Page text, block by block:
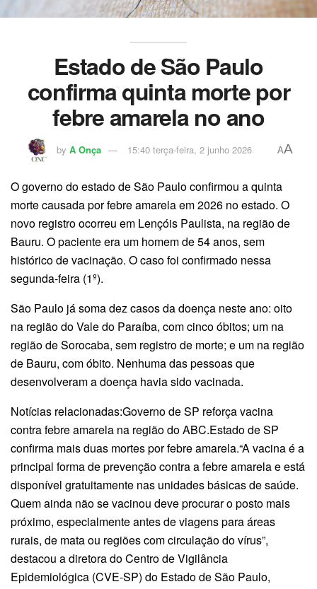
Estado de São Paulo
confirma quinta morte por
febre amarela no ano
by A Onça 15:40 terça-feira, 2 junho 2026 AA
O governo do estado de São Paulo confirmou a quinta
morte causada por febre amarela em 2026 no estado. O
novo registro ocorreu em Lençóis Paulista, na região de
Bauru. O paciente era um homem de 54 anos, sem
histórico de vacinação. O caso foi confirmado nessa
segunda-feira (1º).
São Paulo já soma dez casos da doença neste ano: oito
na região do Vale do Paraíba, com cinco óbitos; um na
região de Sorocaba, sem registro de morte; e um na região
de Bauru, com óbito. Nenhuma das pessoas que
desenvolveram a doença havia sido vacinada.
Notícias relacionadas:Governo de SP reforça vacina
contra febre amarela na região do ABC.Estado de SP
confirma mais duas mortes por febre amarela.“A vacina é a
principal forma de prevenção contra a febre amarela e está
disponível gratuitamente nas unidades básicas de saúde.
Quem ainda não se vacinou deve procurar o posto mais
próximo, especialmente antes de viagens para áreas
rurais, de mata ou regiões com circulação do vírus”,
destacou a diretora do Centro de Vigilância
Epidemiológica (CVE-SP) do Estado de São Paulo,